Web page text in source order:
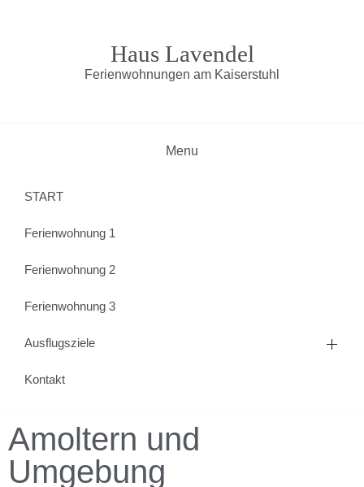
Haus Lavendel
Ferienwohnungen am Kaiserstuhl
Menu
START
Ferienwohnung 1
Ferienwohnung 2
Ferienwohnung 3
Ausflugsziele
Kontakt
Amoltern und
Umgebung